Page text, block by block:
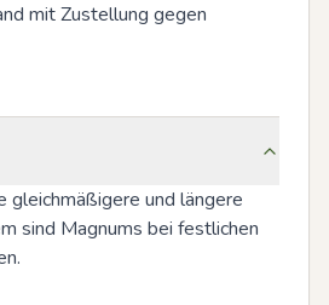
mit Zustellung gegen
und längere
sind Magnums bei festlichen